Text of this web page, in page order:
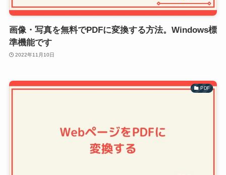
画像・写真を無料でPDFに変換する方法。Windows標
準機能です
2022年11月10日
PDF